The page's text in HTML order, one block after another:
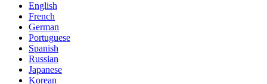
English
French
German
Portuguese
Spanish
Russian
Japanese
Korean